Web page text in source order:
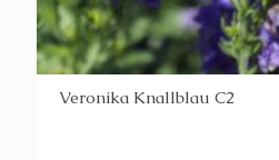
Veronika Knallblau C2